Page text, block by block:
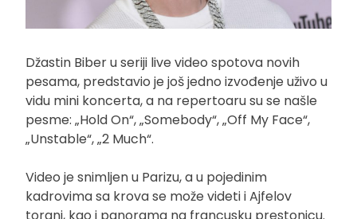
Džastin Biber u seriji live video spotova novih
pesama, predstavio je još jedno izvođenje uživo u
vidu mini koncerta, a na repertoaru su se našle
pesme: „Hold On“, „Somebody“, „Off My Face“,
„Unstable“, „2 Much“.
Video je snimljen u Parizu, a u pojedinim
kadrovima sa krova se može videti i Ajfelov
toranj, kao i panorama na francusku prestonicu.